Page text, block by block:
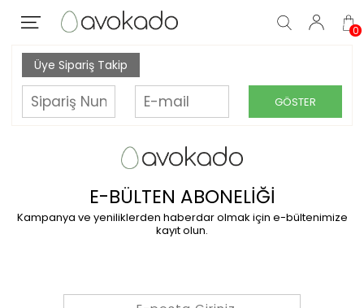
0
Üye Sipariş Takip
GÖSTER
E-BÜLTEN ABONELİĞİ
Kampanya ve yeniliklerden haberdar olmak için e-bültenimize
kayıt olun.